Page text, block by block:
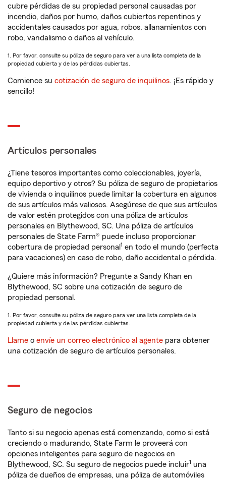
cubre pérdidas de su propiedad personal causadas por
incendio, daños por humo, daños cubiertos repentinos y
accidentales causados por agua, robos, allanamientos con
robo, vandalismo o daños al vehículo.
1. Por favor, consulte su póliza de seguro para ver a una lista completa de la
propiedad cubierta y de las pérdidas cubiertas.
Comience su cotización de seguro de inquilinos. ¡Es rápido y
sencillo!
Artículos personales
¿Tiene tesoros importantes como coleccionables, joyería,
equipo deportivo y otros? Su póliza de seguro de propietarios
de vivienda o inquilinos puede limitar la cobertura en algunos
de sus artículos más valiosos. Asegúrese de que sus artículos
de valor estén protegidos con una póliza de artículos
personales en Blythewood, SC. Una póliza de artículos
personales de State Farm® puede incluso proporcionar
cobertura de propiedad personal 1 en todo el mundo (perfecta
para vacaciones) en caso de robo, daño accidental o pérdida.
¿Quiere más información? Pregunte a Sandy Khan en
Blythewood, SC sobre una cotización de seguro de
propiedad personal.
1. Por favor, consulte su póliza de seguro para ver una lista completa de la
propiedad cubierta y de las pérdidas cubiertas.
Llame o envíe un correo electrónico al agente para obtener
una cotización de seguro de artículos personales.
Seguro de negocios
Tanto si su negocio apenas está comenzando, como si está
creciendo o madurando, State Farm le proveerá con
opciones inteligentes para seguro de negocios en
Blythewood, SC. Su seguro de negocios puede incluir1 una
póliza de dueños de empresas, una póliza de automóviles